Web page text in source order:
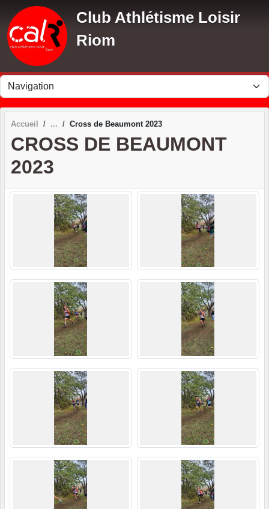
Club Athlétisme Loisir
Riom
Accueil Cross de Beaumont 2023
CROSS DE BEAUMONT
2023
Panneau de gestion des cookies